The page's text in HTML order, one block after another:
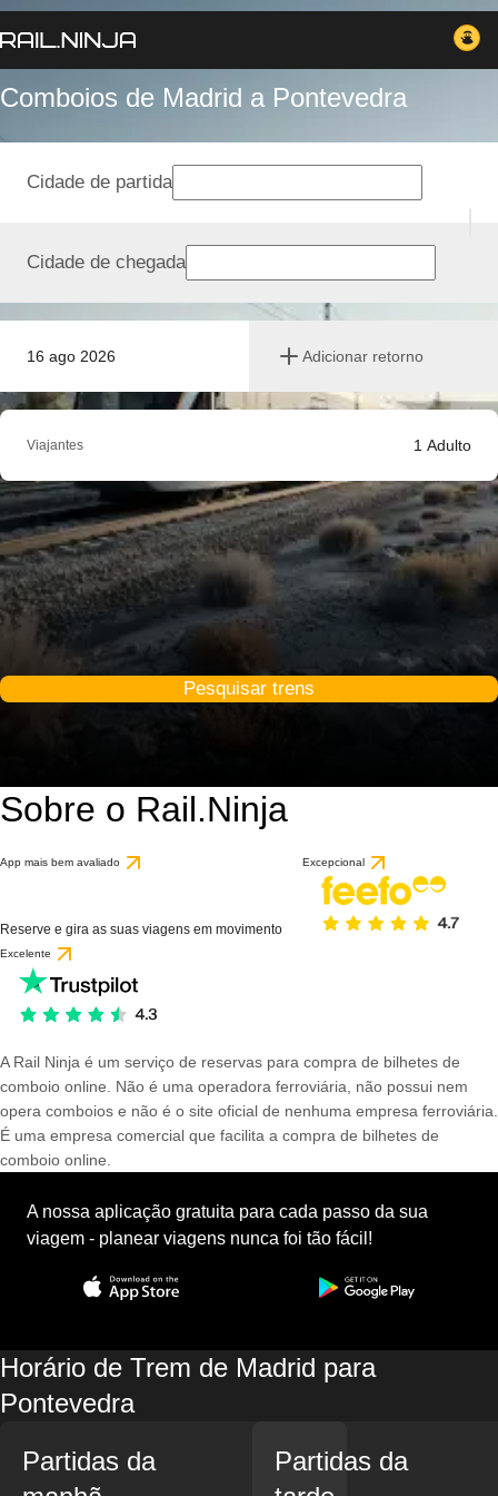
Comboios de Madrid a Pontevedra
16 ago 2026 Adicionar retorno
Cidade de partida
Cidade de chegada
Viajantes 1 Adulto
Pesquisar trens
Sobre o Rail.Ninja
App mais bem avaliado
Reserve e gira as suas viagens em movimento
Excepcional
Excelente
A Rail Ninja é um serviço de reservas para compra de bilhetes de
comboio online. Não é uma operadora ferroviária, não possui nem
opera comboios e não é o site oficial de nenhuma empresa ferroviária.
É uma empresa comercial que facilita a compra de bilhetes de
comboio online.
A nossa aplicação gratuita para cada passo da sua
viagem - planear viagens nunca foi tão fácil!
Horário de Trem de Madrid para
Pontevedra
Partidas da
Partidas da